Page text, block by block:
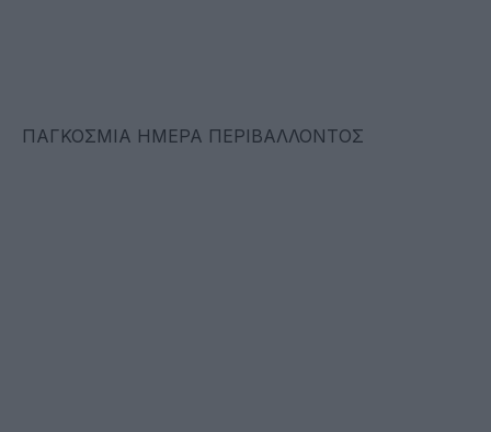
ΠΑΓΚΟΣΜΙΑ ΗΜΕΡΑ ΠΕΡΙΒΑΛΛΟΝΤΟΣ